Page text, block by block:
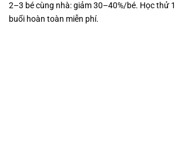
2–3 bé cùng nhà: giảm 30–40%/bé. Học thử 1
buổi hoàn toàn miễn phí.